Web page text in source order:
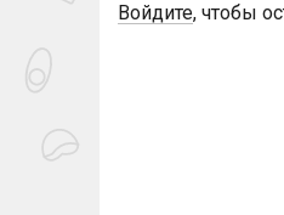
Войдите, чтобы